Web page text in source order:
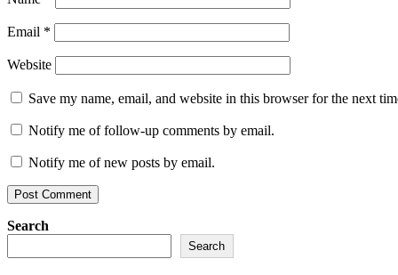
Email *
Website
Save my name, email, and website in this browser for the next
Notify me of follow-up comments by email.
Notify me of new posts by email.
Search
Search